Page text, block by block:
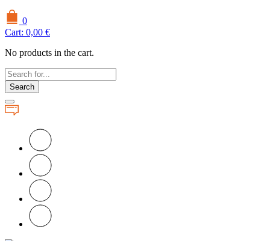
0
Cart: 0,00 €
No products in the cart.
Search